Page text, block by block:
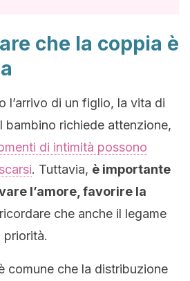
che la coppia è
l’arrivo di un figlio, la vita di
bambino richiede attenzione,
di intimità possono
. Tuttavia, è importante
l’amore, favorire la
che anche il legame
priorità.
comune che la distribuzione